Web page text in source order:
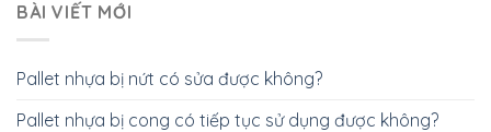
BÀI VIẾT MỚI
Pallet nhựa bị nứt có sửa được không?
Pallet nhựa bị cong có tiếp tục sử dụng được không?